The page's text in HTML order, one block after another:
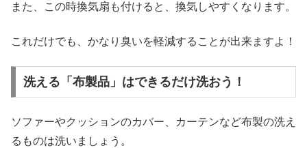
また、この時換気扇も付けると、換気しやすくなります。
これだけでも、かなり臭いを軽減することが出来ますよ！
洗える「布製品」はできるだけ洗おう！
ソファーやクッションのカバー、カーテンなど布製の洗え
るものは洗いましょう。